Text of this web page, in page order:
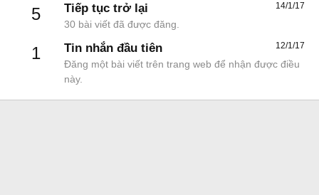
5 14/1/17
Tiếp tục trở lại
30 bài viết đã được đăng.
1 12/1/17
Tin nhắn đầu tiên
Đăng một bài viết trên trang web để nhận được điều
này.